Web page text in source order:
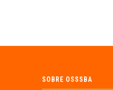
SOBRE OSSSBA